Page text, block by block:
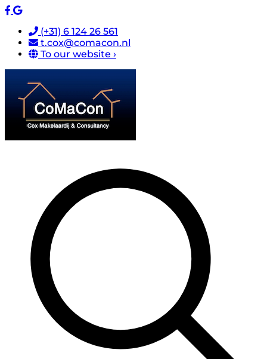
(+31) 6 124 26 561
t.cox@comacon.nl
To our website ›